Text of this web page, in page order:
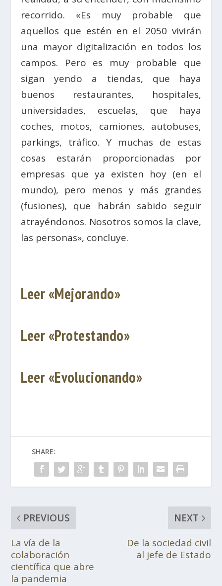
recorrido. «Es muy probable que
aquellos que estén en el 2050 vivirán
una mayor digitalización en todos los
campos. Pero es muy probable que
sigan yendo a tiendas, que haya
buenos restaurantes, hospitales,
universidades, escuelas, que haya
coches, motos, camiones, autobuses,
parkings, tráfico. Y muchas de estas
cosas estarán proporcionadas por
empresas que ya existen hoy (en el
mundo), pero menos y más grandes
(fusiones), que habrán sabido seguir
atrayéndonos. Nosotros somos la clave,
las personas», concluye.
Leer «Mejorando»
Leer «Protestando»
Leer «Evolucionando»
SHARE:
PREVIOUS
La vía de la
colaboración
científica que abre
la pandemia
NEXT
De la sociedad civil
al jefe de Estado